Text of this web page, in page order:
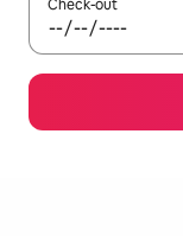
Check-out